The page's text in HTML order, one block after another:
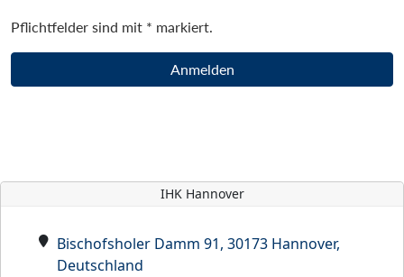
Pflichtfelder sind mit * markiert.
Anmelden
IHK Hannover
Bischofsholer Damm 91, 30173 Hannover,
Deutschland